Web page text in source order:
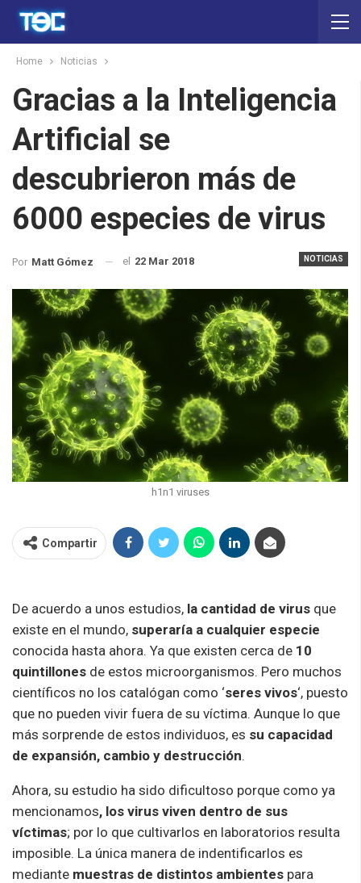
Home Noticias
Gracias a la Inteligencia
Artificial se
descubrieron más de
6000 especies de virus
NOTICIAS
Por Matt Gómez el 22 Mar 2018
h1n1 viruses
Compartir
De acuerdo a unos estudios, la cantidad de virus que
existe en el mundo, superaría a cualquier especie
conocida hasta ahora. Ya que existen cerca de 10
quintillones de estos microorganismos. Pero muchos
científicos no los catalógan como ‘seres vivos‘, puesto
que no pueden vivir fuera de su víctima. Aunque lo que
más sorprende de estos individuos, es su capacidad
de expansión, cambio y destrucción.
Ahora, su estudio ha sido dificultoso porque como ya
mencionamos, los virus viven dentro de sus
víctimas; por lo que cultivarlos en laboratorios resulta
imposible. La única manera de indentificarlos es
mediante muestras de distintos ambientes para